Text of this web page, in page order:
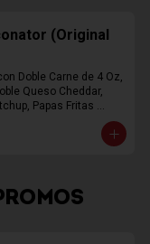
(Original
Doble Carne de 4 Oz,
Queso Cheddar,
Papas Fritas